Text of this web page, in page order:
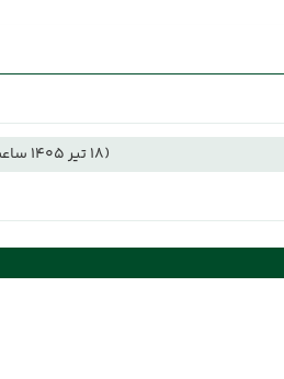
(18 تیر 1405 ساعت : 00:00)